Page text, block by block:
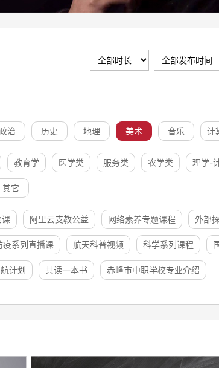
治 历史 地理 美术 音乐 计
教育学 医学类 服务类 农学类 理学-
其它
课 阿里云支教公益 网络素养专题课程 外部
疫系列直播课 航天科普视频 科学系列课程
计划 共读一本书 赤峰市中职学校专业介绍